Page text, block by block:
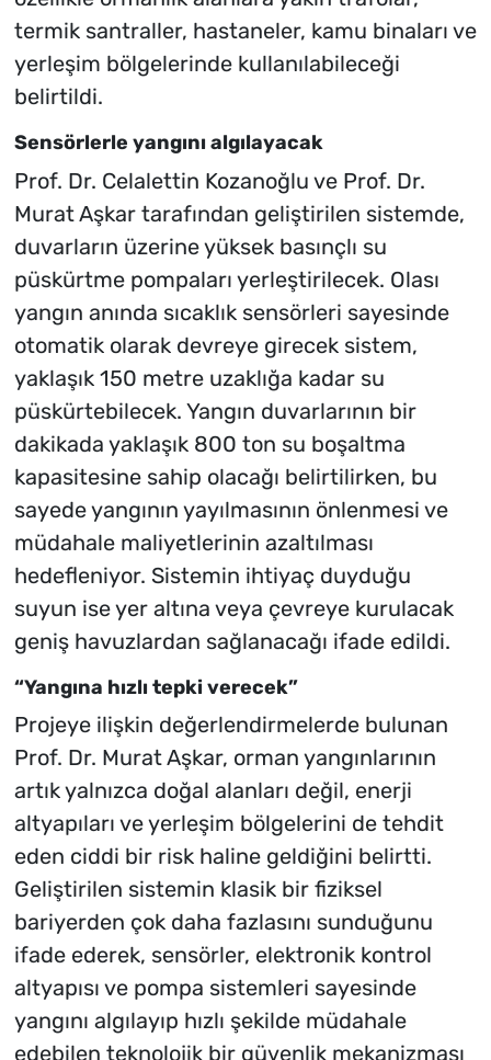
termik santraller, hastaneler, kamu binaları ve
yerleşim bölgelerinde kullanılabileceği
belirtildi.
Sensörlerle yangını algılayacak
Prof. Dr. Celalettin Kozanoğlu ve Prof. Dr.
Murat Aşkar tarafından geliştirilen sistemde,
duvarların üzerine yüksek basınçlı su
püskürtme pompaları yerleştirilecek. Olası
yangın anında sıcaklık sensörleri sayesinde
otomatik olarak devreye girecek sistem,
yaklaşık 150 metre uzaklığa kadar su
püskürtebilecek. Yangın duvarlarının bir
dakikada yaklaşık 800 ton su boşaltma
kapasitesine sahip olacağı belirtilirken, bu
sayede yangının yayılmasının önlenmesi ve
müdahale maliyetlerinin azaltılması
hedefleniyor. Sistemin ihtiyaç duyduğu
suyun ise yer altına veya çevreye kurulacak
geniş havuzlardan sağlanacağı ifade edildi.
“Yangına hızlı tepki verecek”
Projeye ilişkin değerlendirmelerde bulunan
Prof. Dr. Murat Aşkar, orman yangınlarının
artık yalnızca doğal alanları değil, enerji
altyapıları ve yerleşim bölgelerini de tehdit
eden ciddi bir risk haline geldiğini belirtti.
Geliştirilen sistemin klasik bir fiziksel
bariyerden çok daha fazlasını sunduğunu
ifade ederek, sensörler, elektronik kontrol
altyapısı ve pompa sistemleri sayesinde
yangını algılayıp hızlı şekilde müdahale
edebilen teknolojik bir güvenlik mekanizması